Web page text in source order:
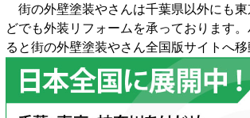
街の外壁塗装やさんは千葉県以外にも東
どでも外装リフォームを承っております
ると街の外壁塗装やさん全国版サイトへ移